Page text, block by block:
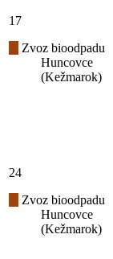
17
Zvoz bioodpadu
Huncovce
(Kežmarok)
24
Zvoz bioodpadu
Huncovce
(Kežmarok)